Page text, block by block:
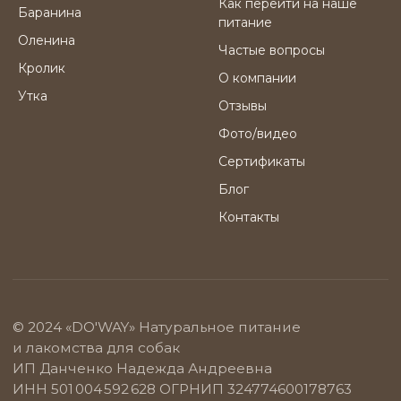
Баранина
Оленина
Кролик
Утка
Как перейти на наше
питание
Частые вопросы
О компании
Отзывы
Фото/видео
Сертификаты
Блог
Контакты